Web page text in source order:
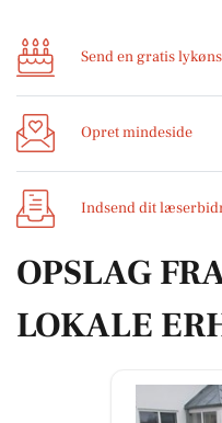
Send en gratis
Opret mindeside
Indsend dit
OPSLAG
LOKALE